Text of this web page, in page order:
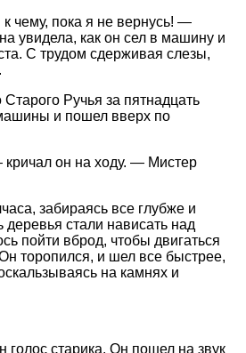
чему, пока я не вернусь! —
увидела, как он сел в машину и
С трудом сдерживая слезы,
Ручья за пятнадцать
и пошел вверх по
он на ходу. — Мистер
забираясь все глубже и
деревья стали нависать над
пойти вброд, чтобы двигаться
торопился, и шел все быстрее,
на камнях и
старика. Он пошел на звук